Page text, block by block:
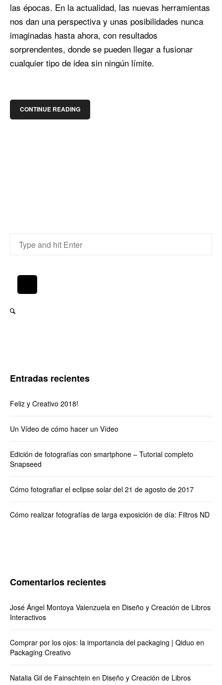
las épocas. En la actualidad, las nuevas herramientas
nos dan una perspectiva y unas posibilidades nunca
imaginadas hasta ahora, con resultados
sorprendentes, donde se pueden llegar a fusionar
cualquier tipo de idea sin ningún límite.
CONTINUE READING
Entradas recientes
Feliz y Creativo 2018!
Un Vídeo de cómo hacer un Vídeo
Edición de fotografías con smartphone – Tutorial completo
Snapseed
Cómo fotografiar el eclipse solar del 21 de agosto de 2017
Cómo realizar fotografías de larga exposición de día: Filtros ND
Comentarios recientes
José Ángel Montoya Valenzuela en Diseño y Creación de Libros
Interactivos
Comprar por los ojos: la importancia del packaging | Qiduo en
Packaging Creativo
Natalia Gil de Fainschtein en Diseño y Creación de Libros